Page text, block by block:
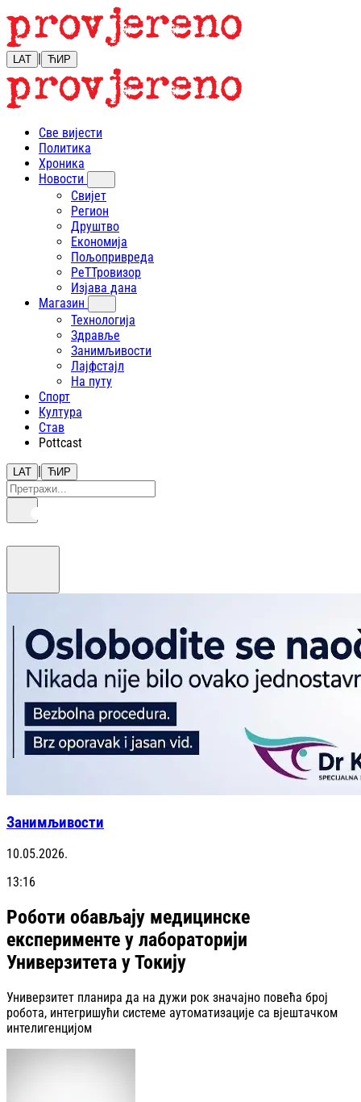
LAT | ЋИР
Све вијести
Политика
Хроника
Новости
Свијет
Регион
Друштво
Економија
Пољопривреда
РеТТровизор
Изјава дана
Магазин
Технологија
Здравље
Занимљивости
Лајфстajл
На путу
Спорт
Култура
Став
Pottcast
LAT | ЋИР
Занимљивости
10.05.2026.
13:16
Роботи обављају медицинске
експерименте у лабораторији
Универзитета у Токију
Универзитет планира да на дужи рок значајно повећа број
робота, интегришући системе аутоматизације са вјештачком
интелигенцијом